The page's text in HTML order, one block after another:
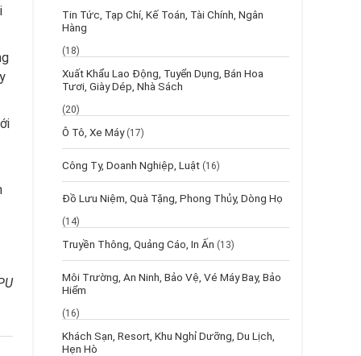
Tin Tức, Tạp Chí, Kế Toán, Tài Chính, Ngân
Hàng
(18)
Xuất Khẩu Lao Động, Tuyển Dụng, Bán Hoa
Tươi, Giày Dép, Nhà Sách
(20)
Ô Tô, Xe Máy (17)
Công Ty, Doanh Nghiệp, Luật (16)
Đồ Lưu Niệm, Quà Tặng, Phong Thủy, Dòng Họ
(14)
Truyền Thông, Quảng Cáo, In Ấn (13)
Môi Trường, An Ninh, Bảo Vệ, Vé Máy Bay, Bảo
Hiểm
(16)
Khách Sạn, Resort, Khu Nghỉ Dưỡng, Du Lịch,
Hẹn Hò